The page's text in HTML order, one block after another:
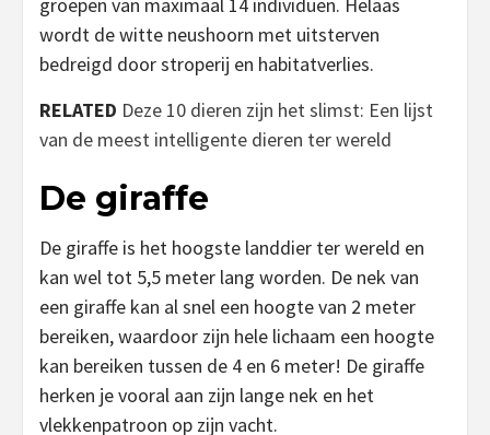
groepen van maximaal 14 individuen. Helaas
wordt de witte neushoorn met uitsterven
bedreigd door stroperij en habitatverlies.
RELATED Deze 10 dieren zijn het slimst: Een lijst
van de meest intelligente dieren ter wereld
De giraffe
De giraffe is het hoogste landdier ter wereld en
kan wel tot 5,5 meter lang worden. De nek van
een giraffe kan al snel een hoogte van 2 meter
bereiken, waardoor zijn hele lichaam een hoogte
kan bereiken tussen de 4 en 6 meter! De giraffe
herken je vooral aan zijn lange nek en het
vlekkenpatroon op zijn vacht.